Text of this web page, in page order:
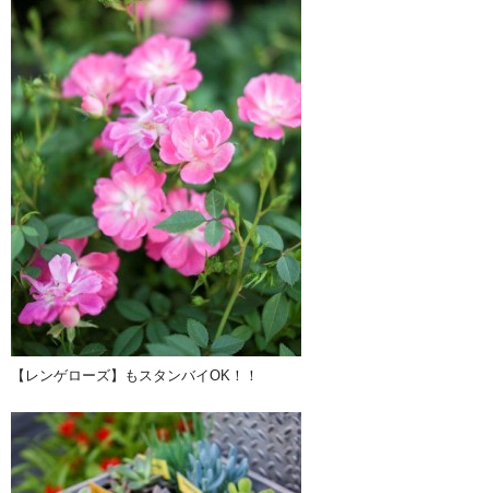
【レンゲローズ】もスタンバイOK！！